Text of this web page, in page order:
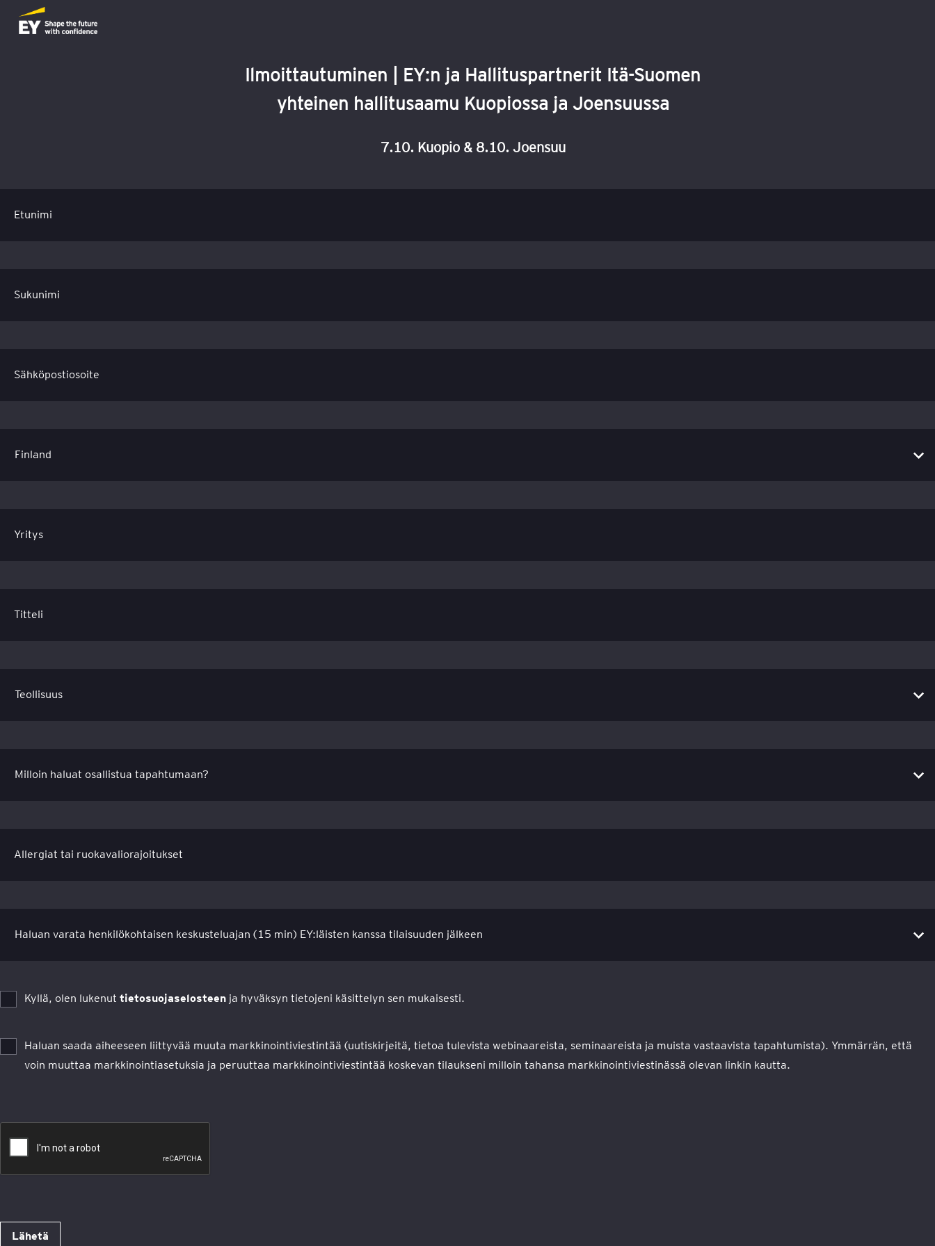
Ilmoittautuminen | EY:n ja Hallituspartnerit Itä-Suomen
yhteinen hallitusaamu Kuopiossa ja Joensuussa
7.10. Kuopio & 8.10. Joensuu
Etunimi
Sukunimi
Sähköpostiosoite
Yritys
Titteli
Allergiat tai ruokavaliorajoitukset
Kyllä, olen lukenut tietosuojaselosteen ja hyväksyn tietojeni käsittelyn sen mukaisesti.
Haluan saada aiheeseen liittyvää muuta markkinointiviestintää (uutiskirjeitä, tietoa tulevista webinaareista, seminaareista ja muista vastaavista tapahtumista). Ymmärrän, että
voin muuttaa markkinointiasetuksia ja peruuttaa markkinointiviestintää koskevan tilaukseni milloin tahansa markkinointiviestinässä olevan linkin kautta.
Lähetä